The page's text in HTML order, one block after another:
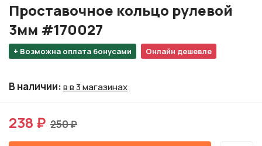
+ Возможна оплата бонусами Онлайн дешевле
Проставочное кольцо рулевой
3мм #170027
В наличии:в в 3 магазинах
238 ₽ 250 ₽